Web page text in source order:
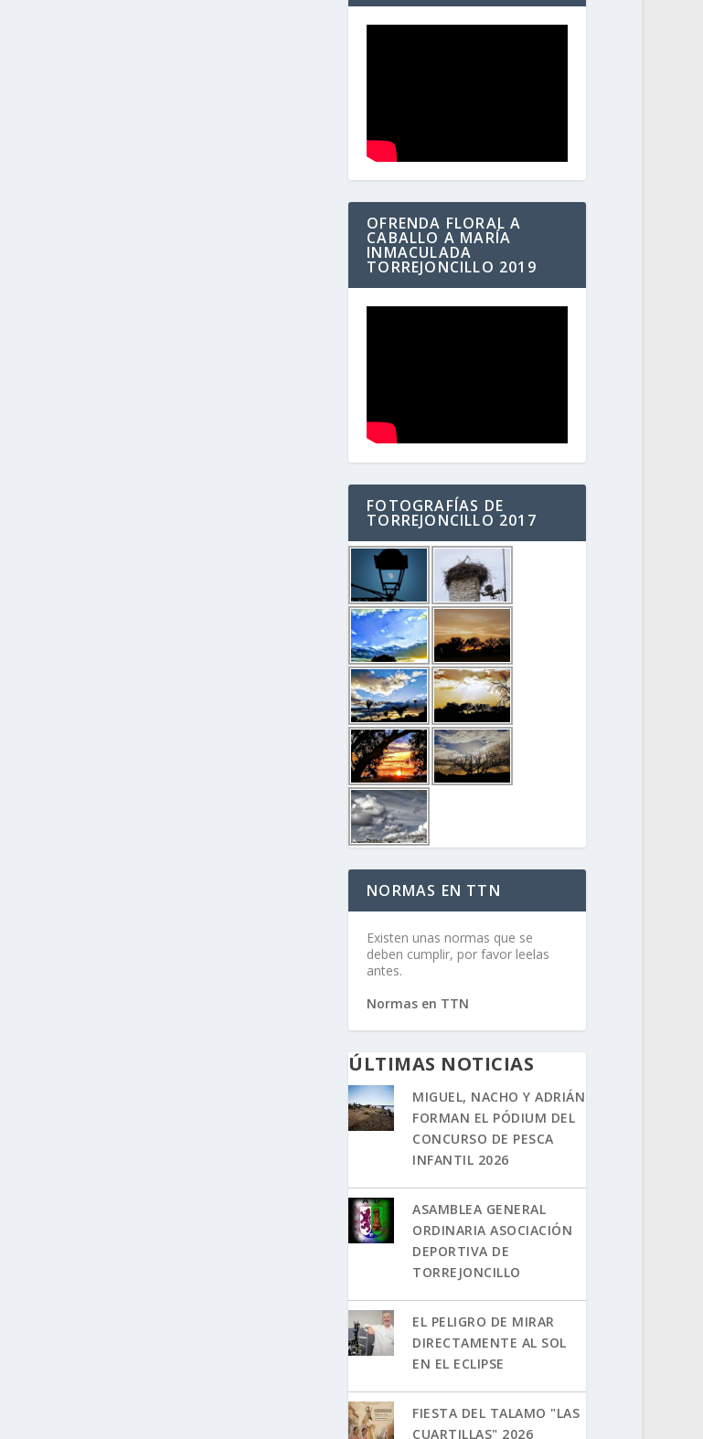
OFRENDA FLORAL A
CABALLO A MARÍA
INMACULADA
TORREJONCILLO 2019
FOTOGRAFÍAS DE
TORREJONCILLO 2017
NORMAS EN TTN
Existen unas normas que se
deben cumplir, por favor leelas
antes.
Normas en TTN
ÚLTIMAS NOTICIAS
MIGUEL, NACHO Y ADRIÁN
FORMAN EL PÓDIUM DEL
CONCURSO DE PESCA
INFANTIL 2026
ASAMBLEA GENERAL
ORDINARIA ASOCIACIÓN
DEPORTIVA DE
TORREJONCILLO
EL PELIGRO DE MIRAR
DIRECTAMENTE AL SOL
EN EL ECLIPSE
FIESTA DEL TALAMO "LAS
CUARTILLAS" 2026